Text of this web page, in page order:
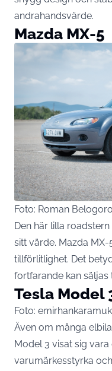
andrahandsvärde.
Mazda MX-5
Foto: Roman
Den här lilla
sitt värde. Mazda
tillförlitlighet. Det
fortfarande kan säljas
Tesla Model
Foto:
Även om många
Model 3 visat sig
varumärkesstyrka